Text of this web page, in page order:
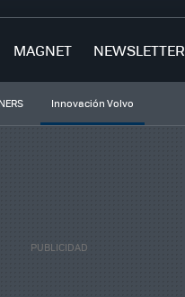
MAGNET NEWSLETTER
Innovación Volvo